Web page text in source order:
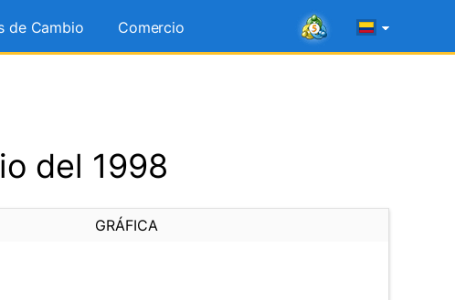
de Cambio Comercio
del 1998
GRÁFICA